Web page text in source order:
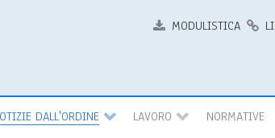
MODULISTICA
DALL'ORDINE LAVORO NORMATIVE